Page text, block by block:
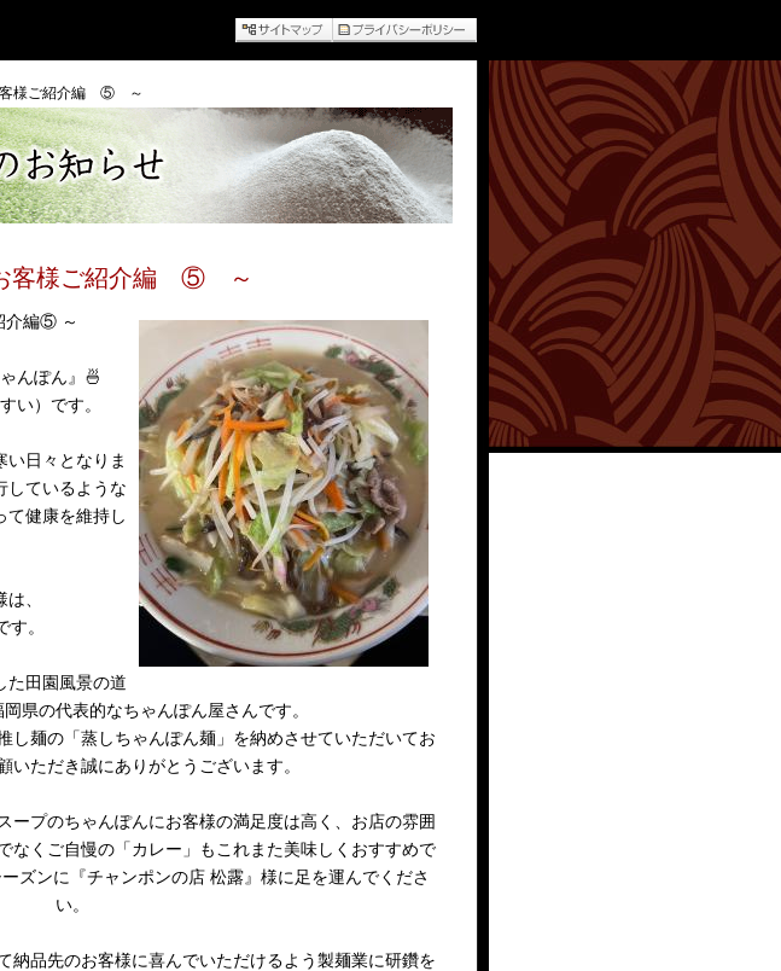
サイトマップ プライバシーポリシー
客様ご紹介編 ⑤ ～
客様ご紹介編 ⑤ ～
介編⑤ ～
んぽん』🍜
い）です。
日々となりま
しているような
て健康を維持し
、
す。
田園風景の道
県の代表的なちゃんぽん屋さんです。
麺の「蒸しちゃんぽん麺」を納めさせていただいてお
いただき誠にありがとうございます。
プのちゃんぽんにお客様の満足度は高く、お店の雰囲
なくご自慢の「カレー」もこれまた美味しくおすすめで
ズンに『チャンポンの店 松露』様に足を運んでくださ
い。
納品先のお客様に喜んでいただけるよう製麺業に研鑽を